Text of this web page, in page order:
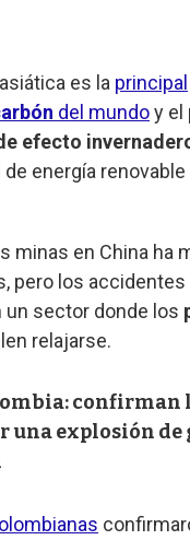
es la principal
del mundoy el
efecto
energía renovable
minas en China ha
pero los
sector donde los
relajarse.
confirman
una explosión de